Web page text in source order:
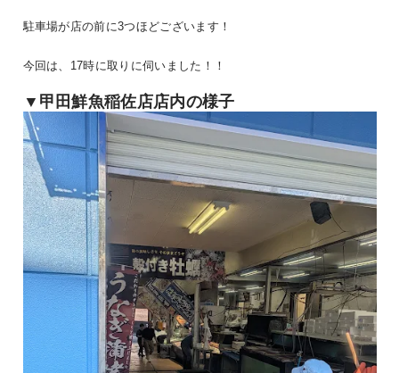
駐車場が店の前に3つほどございます！
今回は、17時に取りに伺いました！！
▼甲田鮮魚稲佐店店内の様子